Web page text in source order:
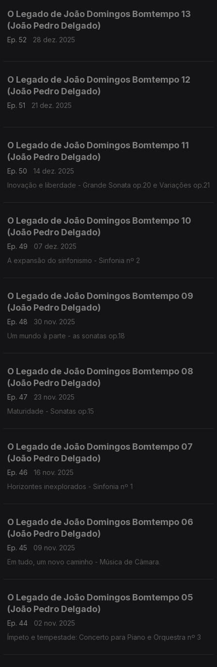
O Legado de João Domingos Bomtempo 13
(João Pedro Delgado)
Ep. 52 28 dez. 2025
O Legado de João Domingos Bomtempo 12
(João Pedro Delgado)
Ep. 51 21 dez. 2025
O Legado de João Domingos Bomtempo 11
(João Pedro Delgado)
Ep. 50
14 dez. 2025
Inovação e liberdade - Grande Sonata op.20 e Variações op.21
O Legado de João Domingos Bomtempo 10
(João Pedro Delgado)
Ep. 49
07 dez. 2025
A expansão do sinfonismo - Sinfonia nº 2
O Legado de João Domingos Bomtempo 09
(João Pedro Delgado)
Ep. 48
30 nov. 2025
Um mundo à parte - as sonatas op.18
O Legado de João Domingos Bomtempo 08
(João Pedro Delgado)
Ep. 47
23 nov. 2025
Maturidade - Sonatas op.15
O Legado de João Domingos Bomtempo 07
(João Pedro Delgado)
Ep. 46
16 nov. 2025
Horizontes inexplorados - Sinfonia nº 1
O Legado de João Domingos Bomtempo 06
(João Pedro Delgado)
Ep. 45
09 nov. 2025
Em tudo, um novo caminho - Música de Câmara.
O Legado de João Domingos Bomtempo 05
(João Pedro Delgado)
Ep. 44
02 nov. 2025
Ímpeto e tempestade: Concerto para Piano e Orquestra nº 3